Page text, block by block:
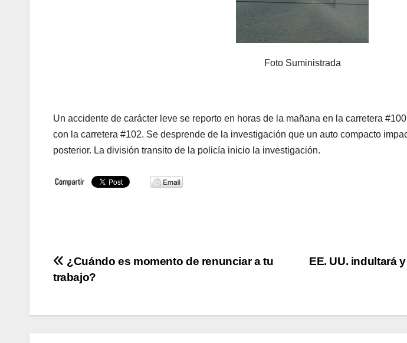
Foto Suministrada
Un accidente de carácter leve se reporto en horas de la mañana en la carretera
con la carretera #102. Se desprende de la investigación que un auto compacto
posterior. La división transito de la policía inicio la investigación.
Navegación
entradas
EE. UU. indultará
¿Cuándo es momento de renunciar a tu
trabajo?